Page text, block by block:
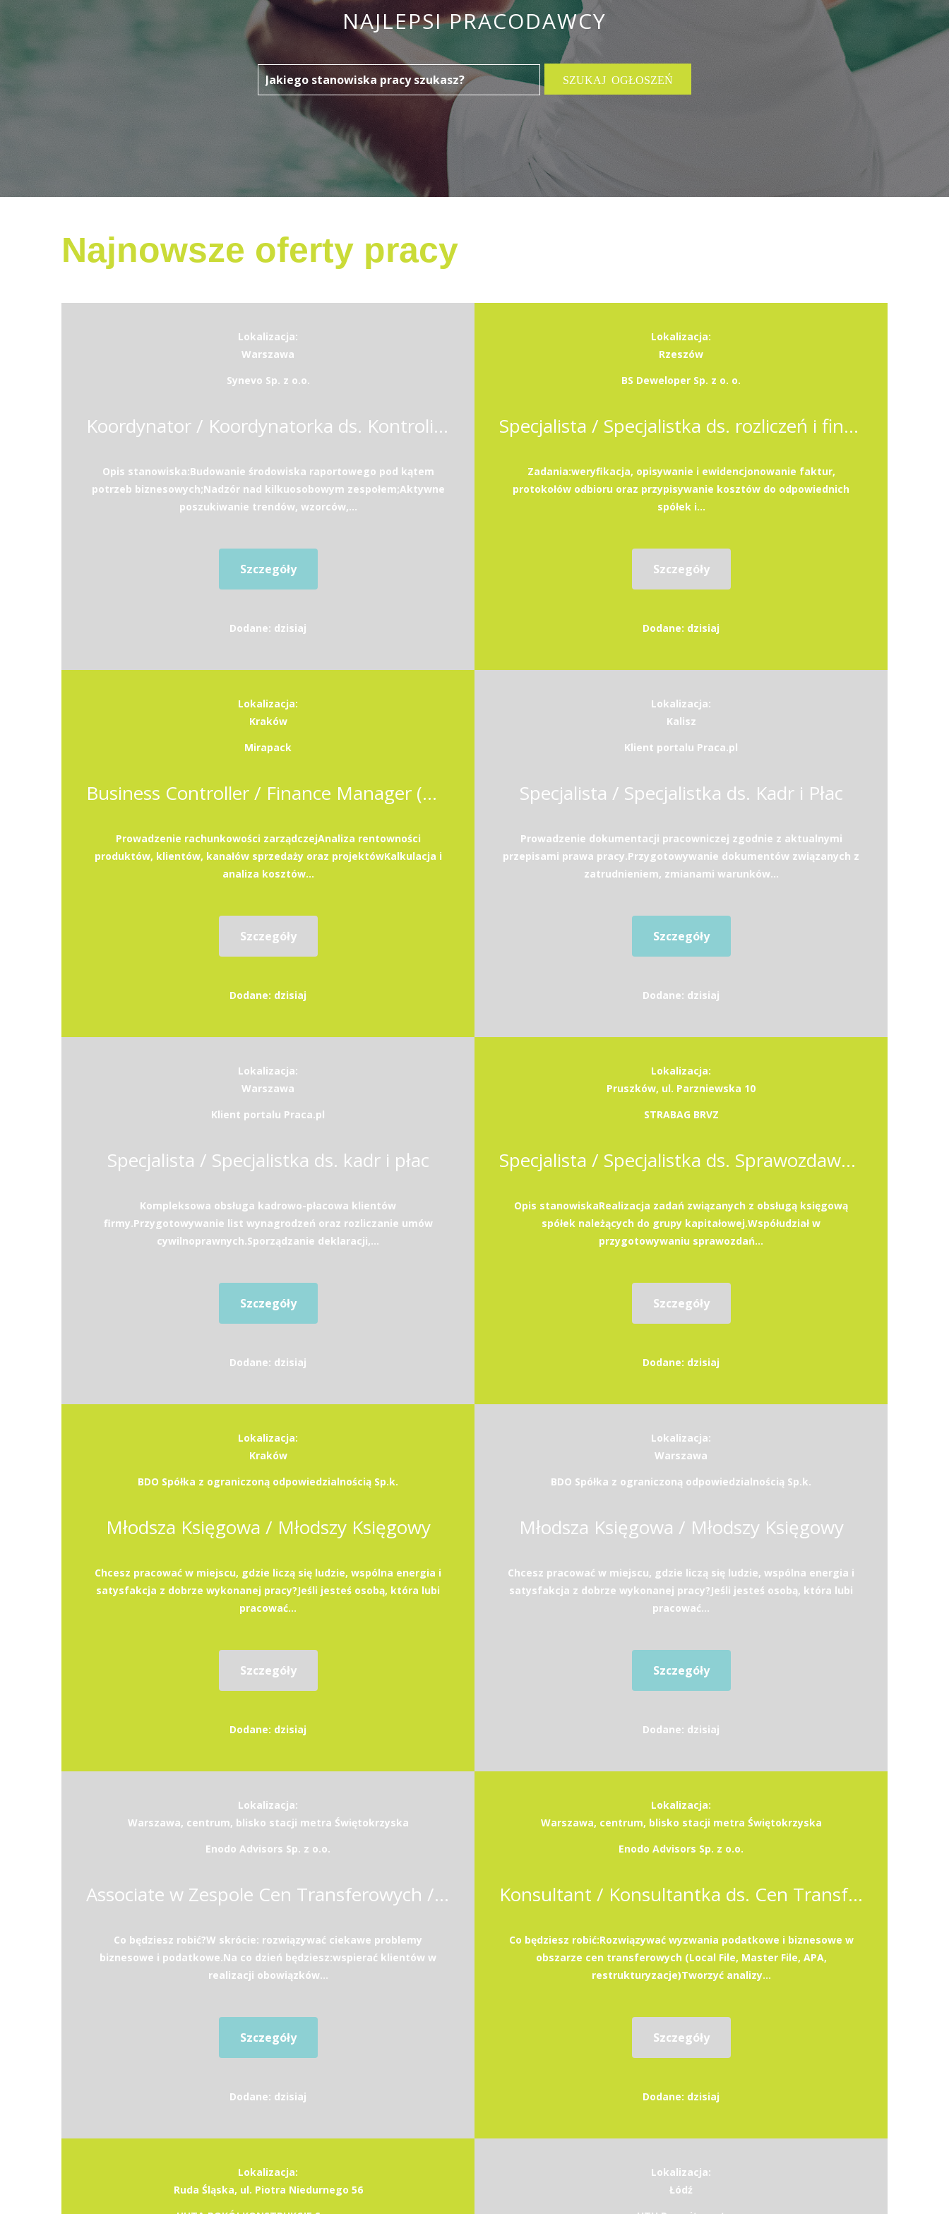
NAJLEPSI PRACODAWCY
Najnowsze oferty pracy
Lokalizacja:
Warszawa
Synevo Sp. z o.o.
Koordynator / Koordynatorka ds. Kontrolingu i Analiz Biznesowych
Opis stanowiska:Budowanie środowiska raportowego pod kątem
potrzeb biznesowych;Nadzór nad kilkuosobowym zespołem;Aktywne
poszukiwanie trendów, wzorców,...
Szczegóły
Dodane: dzisiaj
Lokalizacja:
Rzeszów
BS Deweloper Sp. z o. o.
Specjalista / Specjalistka ds. rozliczeń i finansów
Zadania:weryfikacja, opisywanie i ewidencjonowanie faktur,
protokołów odbioru oraz przypisywanie kosztów do odpowiednich
spółek i...
Szczegóły
Dodane: dzisiaj
Lokalizacja:
Kraków
Mirapack
Business Controller / Finance Manager (Odoo ERP)
Prowadzenie rachunkowości zarządczejAnaliza rentowności
produktów, klientów, kanałów sprzedaży oraz projektówKalkulacja i
analiza kosztów...
Szczegóły
Dodane: dzisiaj
Lokalizacja:
Kalisz
Klient portalu Praca.pl
Specjalista / Specjalistka ds. Kadr i Płac
Prowadzenie dokumentacji pracowniczej zgodnie z aktualnymi
przepisami prawa pracy.Przygotowywanie dokumentów związanych z
zatrudnieniem, zmianami warunków...
Szczegóły
Dodane: dzisiaj
Lokalizacja:
Warszawa
Klient portalu Praca.pl
Specjalista / Specjalistka ds. kadr i płac
Kompleksowa obsługa kadrowo-płacowa klientów
firmy.Przygotowywanie list wynagrodzeń oraz rozliczanie umów
cywilnoprawnych.Sporządzanie deklaracji,...
Szczegóły
Dodane: dzisiaj
Lokalizacja:
Pruszków, ul. Parzniewska 10
STRABAG BRVZ
Specjalista / Specjalistka ds. Sprawozdawczości i Podatków
Opis stanowiskaRealizacja zadań związanych z obsługą księgową
spółek należących do grupy kapitałowej.Współudział w
przygotowywaniu sprawozdań...
Szczegóły
Dodane: dzisiaj
Lokalizacja:
Kraków
BDO Spółka z ograniczoną odpowiedzialnością Sp.k.
Młodsza Księgowa / Młodszy Księgowy
Chcesz pracować w miejscu, gdzie liczą się ludzie, wspólna energia i
satysfakcja z dobrze wykonanej pracy?Jeśli jesteś osobą, która lubi
pracować...
Szczegóły
Dodane: dzisiaj
Lokalizacja:
Warszawa
BDO Spółka z ograniczoną odpowiedzialnością Sp.k.
Młodsza Księgowa / Młodszy Księgowy
Chcesz pracować w miejscu, gdzie liczą się ludzie, wspólna energia i
satysfakcja z dobrze wykonanej pracy?Jeśli jesteś osobą, która lubi
pracować...
Szczegóły
Dodane: dzisiaj
Lokalizacja:
Warszawa, centrum, blisko stacji metra Świętokrzyska
Enodo Advisors Sp. z o.o.
Associate w Zespole Cen Transferowych / Transfer Pricing Associate
Co będziesz robić?W skrócie: rozwiązywać ciekawe problemy
biznesowe i podatkowe.Na co dzień będziesz:wspierać klientów w
realizacji obowiązków...
Szczegóły
Dodane: dzisiaj
Lokalizacja:
Warszawa, centrum, blisko stacji metra Świętokrzyska
Enodo Advisors Sp. z o.o.
Konsultant / Konsultantka ds. Cen Transferowych
Co będziesz robić:Rozwiązywać wyzwania podatkowe i biznesowe w
obszarze cen transferowych (Local File, Master File, APA,
restrukturyzacje)Tworzyć analizy...
Szczegóły
Dodane: dzisiaj
Lokalizacja:
Ruda Śląska, ul. Piotra Niedurnego 56
Lokalizacja:
Łódź